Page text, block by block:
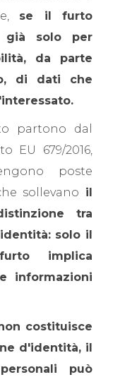
se il furto
già solo per
da parte
di dati che
partono dal
EU 679/2016,
poste
sollevano il
tra
solo il
implica
informazioni
costituisce
d'identità, il
può